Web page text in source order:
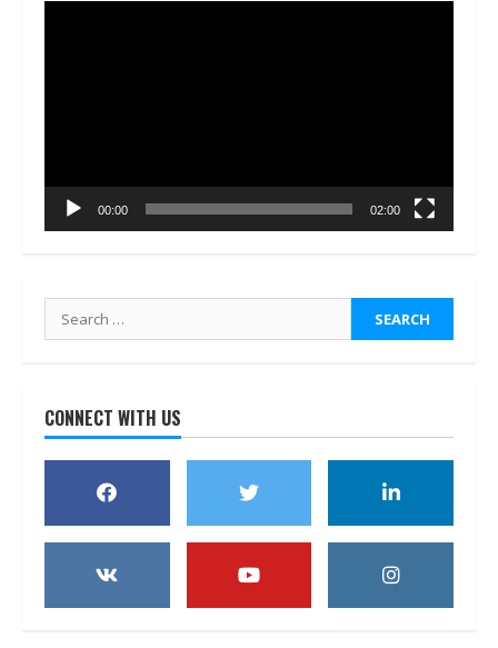
00:00 02:00
Search
for:
CONNECT WITH US